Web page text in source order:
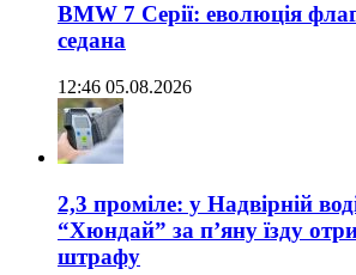
BMW 7 Серії: еволюція
седана
12:46 05.08.2026
2,3 проміле: у Надвірній
“Хюндай” за п’яну їзду
штрафу